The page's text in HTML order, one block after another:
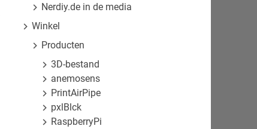
Nerdiy.de in de media
Winkel
Producten
3D-bestand
anemosens
PrintAirPipe
pxlBlck
RaspberryPi